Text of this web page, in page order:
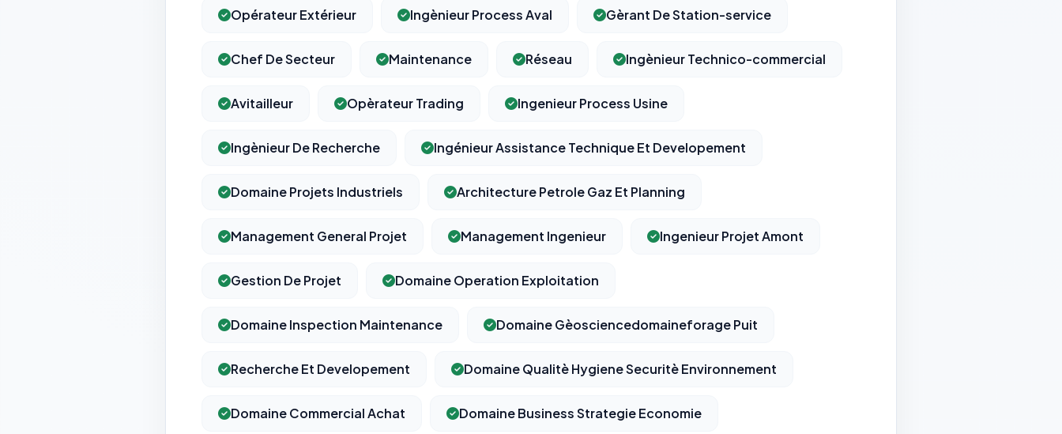
Opérateur Extérieur Ingènieur Process Aval Gèrant De Station-service
Chef De Secteur Maintenance Réseau Ingènieur Technico-commercial
Avitailleur Opèrateur Trading Ingenieur Process Usine
Ingènieur De Recherche Ingénieur Assistance Technique Et Developement
Domaine Projets Industriels Architecture Petrole Gaz Et Planning
Management General Projet Management Ingenieur Ingenieur Projet Amont
Gestion De Projet Domaine Operation Exploitation
Domaine Inspection Maintenance Domaine Gèosciencedomaineforage Puit
Recherche Et Developement Domaine Qualitè Hygiene Securitè Environnement
Domaine Commercial Achat Domaine Business Strategie Economie
Nécessaires au fonctionnement du site : session, sécurité,
Cookies analytiques
anonymisées via Google Analytics.
Cookies marketing